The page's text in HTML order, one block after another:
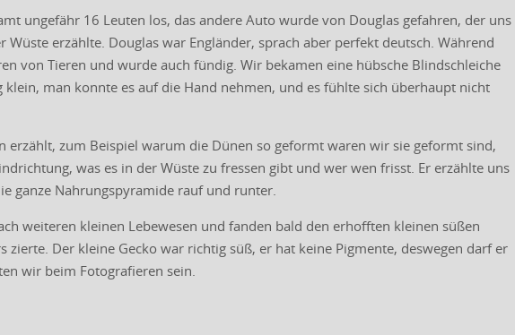
ungefähr 16 Leuten los, das andere Auto wurde von Douglas gefahren, der uns
erzählte. Douglas war Engländer, sprach aber perfekt deutsch. Während
von Tieren und wurde auch fündig. Wir bekamen eine hübsche Blindschleiche
man konnte es auf die Hand nehmen, und es fühlte sich überhaupt nicht
erzählt, zum Beispiel warum die Dünen so geformt waren wir sie geformt sind,
was es in der Wüste zu fressen gibt und wer wen frisst. Er erzählte uns
ganze Nahrungspyramide rauf und runter.
weiteren kleinen Lebewesen und fanden bald den erhofften kleinen süßen
Der kleine Gecko war richtig süß, er hat keine Pigmente, deswegen darf er
wir beim Fotografieren sein.